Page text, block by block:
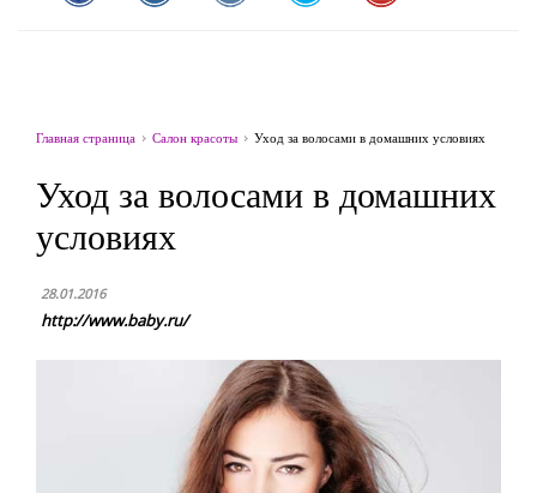
Главная страница Салон красоты Уход за волосами в домашних условиях
Уход за волосами в домашних
условиях
28.01.2016
http://www.baby.ru/